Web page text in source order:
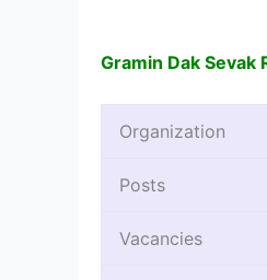
Gramin Dak Sevak
Organization
Posts
Vacancies